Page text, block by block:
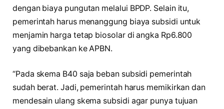
dengan biaya pungutan melalui BPDP. Selain itu,
pemerintah harus menanggung biaya subsidi untuk
menjamin harga tetap biosolar di angka Rp6.800
yang dibebankan ke APBN.
“Pada skema B40 saja beban subsidi pemerintah
sudah berat. Jadi, pemerintah harus memikirkan dan
mendesain ulang skema subsidi agar punya tujuan